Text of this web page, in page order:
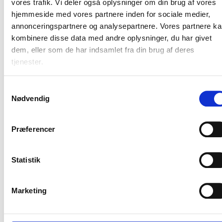
vores trafik. Vi deler også oplysninger om din brug af vores
hjemmeside med vores partnere inden for sociale medier,
annonceringspartnere og analysepartnere. Vores partnere
kombinere disse data med andre oplysninger, du har givet
dem, eller som de har indsamlet fra din brug af deres
tjenester.
Nødvendig
Præferencer
Statistik
Marketing
tilslutningsmulighed
for tag- og
overfladevand.
38.937,72 40.063,02
Taksterne er jf. betalingsloven reguleret
efter den af Vandsektortilsynet senest
Ved afledning af særligt forurenet
regnskabsårets udløb.
overskrider en fastsat grænse. Nedenfor er
priserne for 2025.